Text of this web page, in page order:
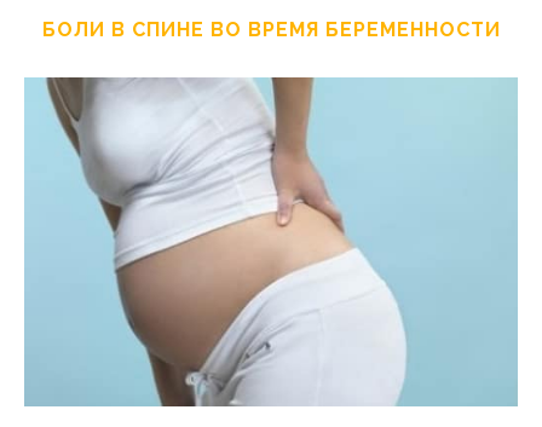
БОЛИ В СПИНЕ ВО ВРЕМЯ БЕРЕМЕННОСТИ